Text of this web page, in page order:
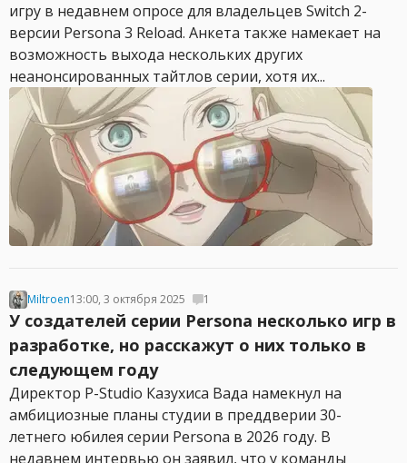
игру в недавнем опросе для владельцев Switch 2-
версии Persona 3 Reload. Анкета также намекает на
возможность выхода нескольких других
неанонсированных тайтлов серии, хотя их...
Miltroen13:00, 3 октября 2025 1
У создателей серии Persona несколько игр в
разработке, но расскажут о них только в
следующем году
Директор P-Studio Казухиса Вада намекнул на
амбициозные планы студии в преддверии 30-
летнего юбилея серии Persona в 2026 году. В
недавнем интервью он заявил, что у команды